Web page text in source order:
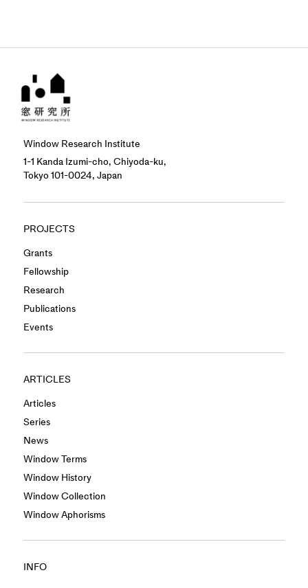
Window Research Institute
1-1 Kanda Izumi-cho, Chiyoda-ku,
Tokyo 101-0024, Japan
PROJECTS
Grants
Fellowship
Research
Publications
Events
ARTICLES
Articles
Series
News
Window Terms
Window History
Window Collection
Window Aphorisms
INFO